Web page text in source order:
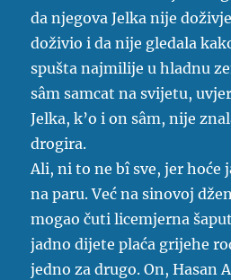
da njegova Jelka nije
doživio i da nije gledala
spušta najmilije u hladnu
sâm samcat na svijetu,
Jelka, k’o i on sâm, nije
drogira.
Ali, ni to ne bî sve, jer hoće
na paru. Već na sinovoj
mogao čuti licemjerna
jadno dijete plaća grijehe
jedno za drugo. On, Hasan